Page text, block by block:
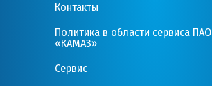
Контакты
Политика в области сервиса ПАО
«КАМАЗ»
Сервис